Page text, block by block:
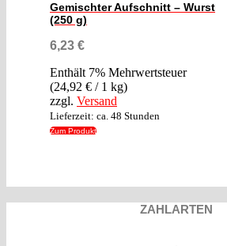
Gemischter Aufschnitt – Wurst
(250 g)
6,23 €
Enthält 7% Mehrwertsteuer
(24,92 € / 1 kg)
zzgl. Versand
Lieferzeit: ca. 48 Stunden
Zum Produkt
ZAHLARTEN